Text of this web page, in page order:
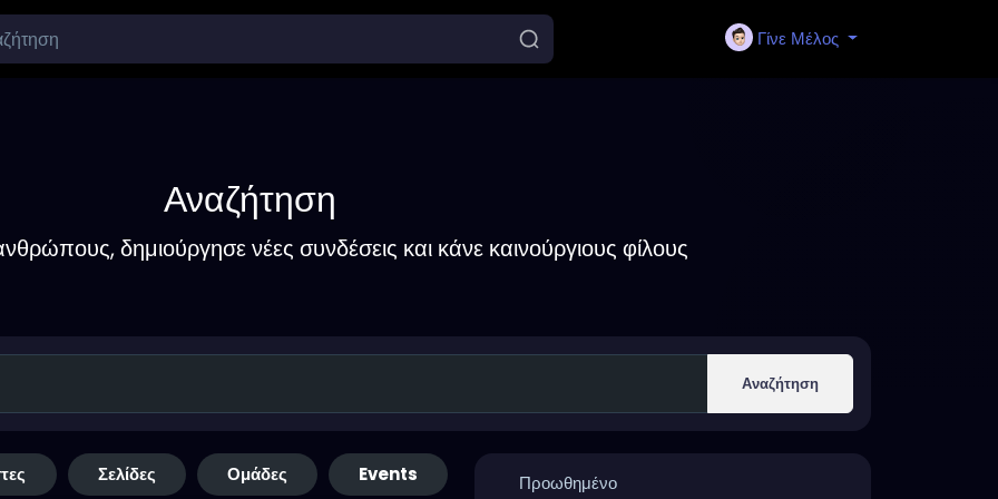
Γίνε Μέλος
Αναζήτηση
δημιούργησε νέες συνδέσεις και κάνε καινούργιους φίλους
Αναζήτηση
Σελίδες Ομάδες Events Προωθημένο